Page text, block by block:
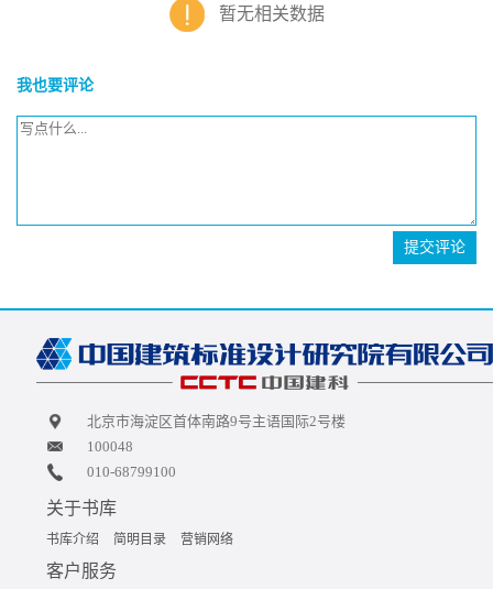
暂无相关数据
我也要评论
提交评论
北京市海淀区首体南路9号主语国际2号楼
100048
010-68799100
关于书库
书库介绍 简明目录 营销网络
客户服务